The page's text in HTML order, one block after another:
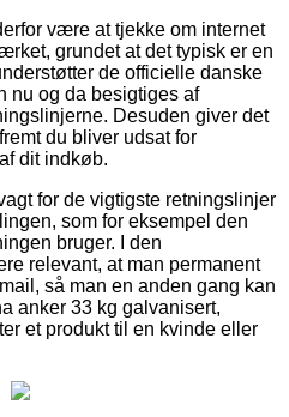
være at tjekke om internet
grundet at det typisk er en
de officielle danske
nu og da besigtiges af
Desuden giver det
du bliver udsat for
dit indkøb.
for de vigtigste retningslinjer
som for eksempel den
bruger. I den
relevant, at man permanent
så man en anden gang kan
anker 33 kg galvanisert,
et produkt til en kvinde eller